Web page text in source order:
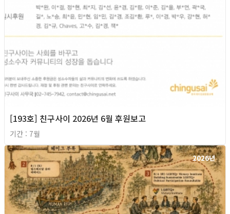
[193호] 친구사이 2026년 6월 후원보고
기간 : 7월
2026년